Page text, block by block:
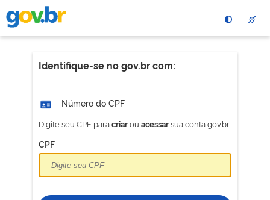
para
conteÃºdo
Identifique-se no gov.br com:
Número do CPF
Digite seu CPF paracriarou acessarsua conta gov.br
CPF